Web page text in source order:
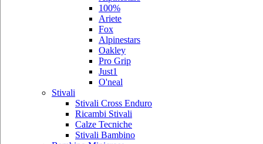
100%
Ariete
Fox
Alpinestars
Oakley
Pro Grip
Just1
O'neal
Stivali
Stivali Cross Enduro
Ricambi Stivali
Calze Tecniche
Stivali Bambino